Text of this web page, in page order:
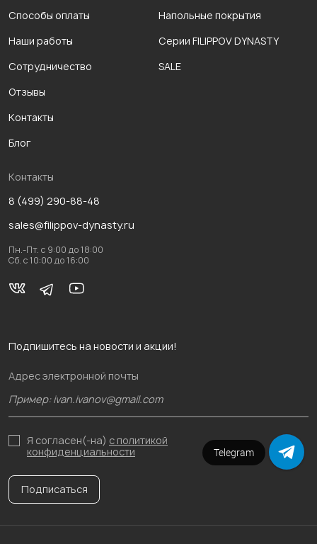
Способы оплаты
Наши работы
Сотрудничество
Отзывы
Контакты
Блог
Напольные покрытия
Серии FILIPPOV DYNASTY
SALE
Контакты
8 (499) 290-88-48
sales@filippov-dynasty.ru
Пн.-Пт. с 9:00 до 18:00
Сб. с 10:00 до 16:00
Подпишитесь на новости и акции!
Адрес электронной почты
Я согласен(-на) с политикой
конфиденциальности
Подписаться
Напишите в чат